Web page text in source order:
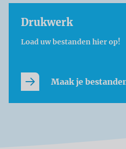
Drukwerk
Load uw bestanden hier op!
Maak je